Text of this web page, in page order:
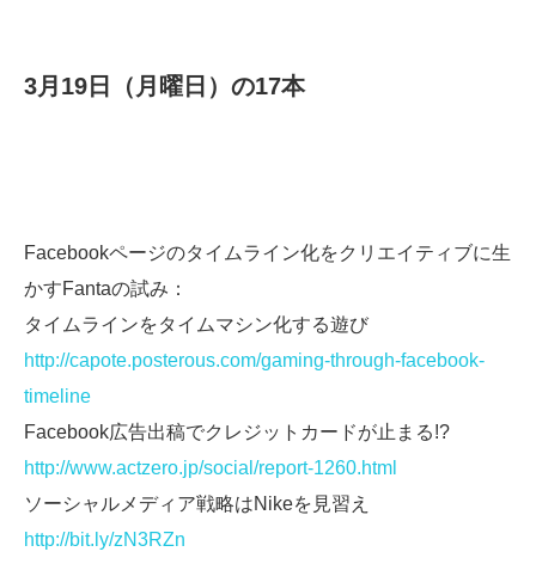
3月19日（月曜日）の17本
Facebookページのタイムライン化をクリエイティブに生
かすFantaの試み：
タイムラインをタイムマシン化する遊び
http://capote.posterous.com/gaming-through-facebook-
timeline
Facebook広告出稿でクレジットカードが止まる!?
http://www.actzero.jp/social/report-1260.html
ソーシャルメディア戦略はNikeを見習え
http://bit.ly/zN3RZn